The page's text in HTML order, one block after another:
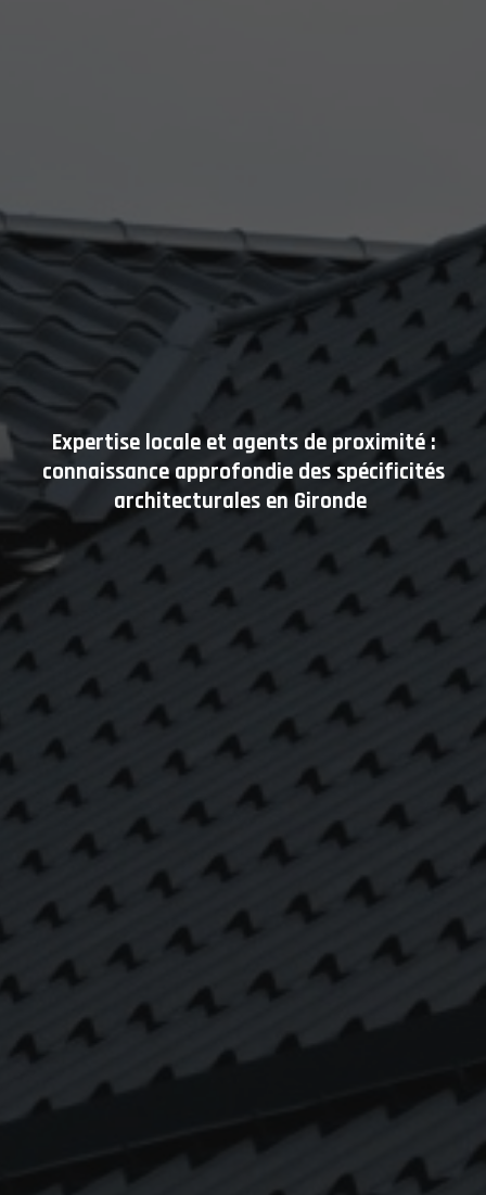
Expertise locale et agents de proximité :
connaissance approfondie des spécificités
architecturales en Gironde